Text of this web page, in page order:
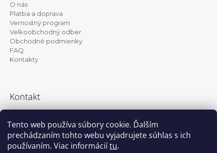
Tento web používa súbory cookie. Ďalším
prechádzaním tohto webu vyjadrujete súhlas s ich
používaním. Viac informáciítu.
O nás
Platba a doprava
Vernostný program
Velkoobchodný odber
Obchodné podmienky
FAQ
Kontakty
Kontakt